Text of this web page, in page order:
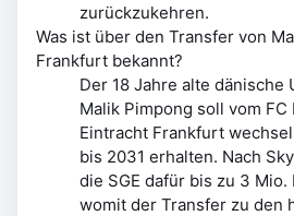
zurückzukehren.
Was ist über den Transfer von
Frankfurt bekannt?
Der 18 Jahre alte dänische
Malik Pimpong soll vom
Eintracht Frankfurt
bis 2031 erhalten. Nach
die SGE dafür bis zu 3
womit der Transfer zu den